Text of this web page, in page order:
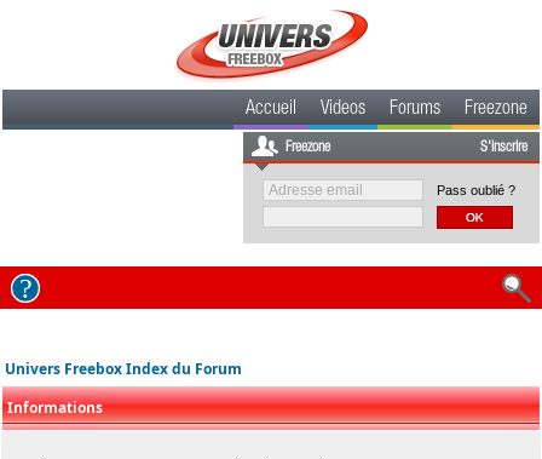
Accueil Videos Forums Freezone
Freezone S'inscrire
Pass oublié ?
Univers Freebox Index du Forum
Informations